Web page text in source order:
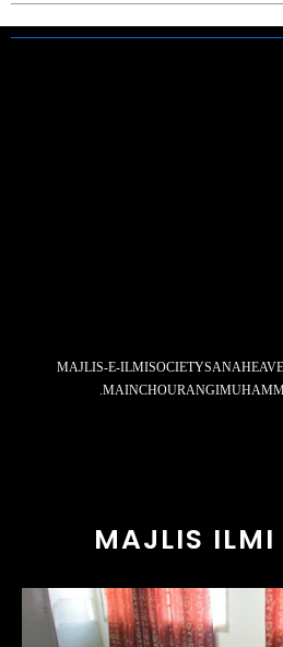
MAJLIS-E-ILMI SOCIETY SANA
MAIN CHOURANGI
MAJLIS ILMI